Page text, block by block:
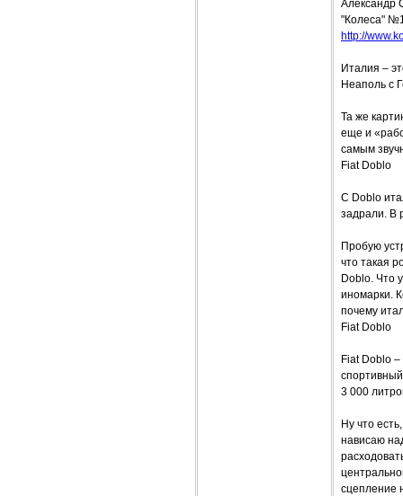
Александр
"Колеса"
http://
Италия –
Неаполь с
Та же
еще и
самым
Fiat Doblo
С Doblo
задрали. В
Пробую
что такая
Doblo. Что
иномарки.
почему
Fiat Doblo
Fiat Doblo
3 000
Ну что
нависаю
сцепление